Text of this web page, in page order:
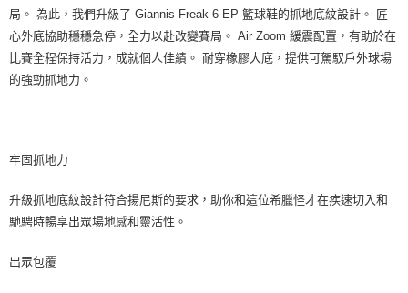
局。 為此，我們升級了 Giannis Freak 6 EP 籃球鞋的抓地底紋設計。 匠
心外底協助穩穩急停，全力以赴改變賽局。 Air Zoom 緩震配置，有助於在
比賽全程保持活力，成就個人佳績。 耐穿橡膠大底，提供可駕馭戶外球場
的強勁抓地力。
牢固抓地力
升級抓地底紋設計符合揚尼斯的要求，助你和這位希臘怪才在疾速切入和
馳騁時暢享出眾場地感和靈活性。
出眾包覆